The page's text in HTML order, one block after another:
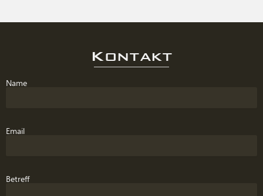
Kontakt
Name
Email
Betreff